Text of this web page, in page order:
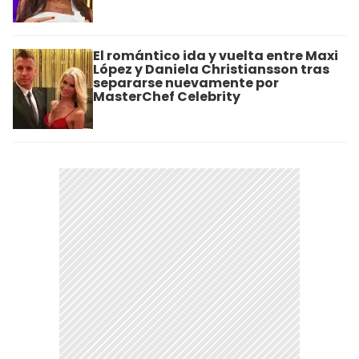
El romántico ida y vuelta entre Maxi
López y Daniela Christiansson tras
separarse nuevamente por
MasterChef Celebrity